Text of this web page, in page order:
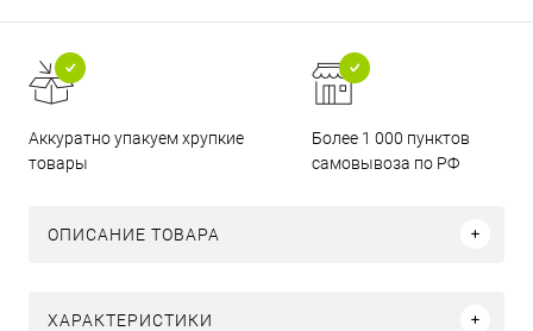
Аккуратно упакуем хрупкие
товары
Более 1 000 пунктов
самовывоза по РФ
ОПИСАНИЕ ТОВАРА
ХАРАКТЕРИСТИКИ